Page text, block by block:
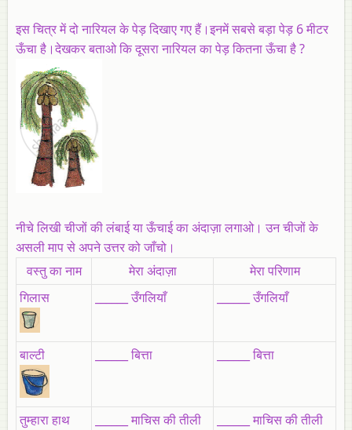
इस चित्र में दो नारियल के पेड़ दिखाए गए हैं।इनमें सबसे बड़ा पेड़ 6 मीटर
ऊँचा है।देखकर बताओ कि दूसरा नारियल का पेड़ कितना ऊँचा है ?
नीचे लिखी चीजों की लंबाई या ऊँचाई का अंदाज़ा लगाओ। उन चीजों के
असली माप से अपने उत्तर को जाँचो।
वस्तु का नाम
मेरा अंदाज़ा
मेरा परिणाम
गिलास
______ उँगलियाँ ______ उँगलियाँ
बाल्टी ______ बित्ता ______ बित्ता
तुम्हारा हाथ ______ माचिस की तीली ______ माचिस की तीली